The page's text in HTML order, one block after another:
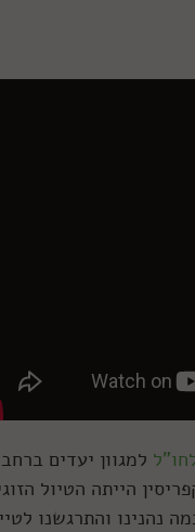
למגוון יעדים
הייתה הטיול
נהנינו והתרגשנו